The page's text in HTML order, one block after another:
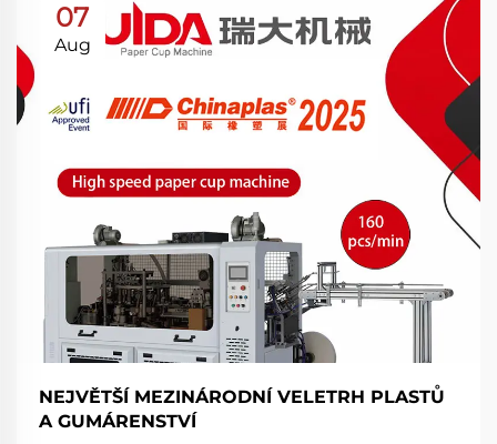
07
Aug
NEJVĚTŠÍ MEZINÁRODNÍ VELETRH PLASTŮ
A GUMÁRENSTVÍ